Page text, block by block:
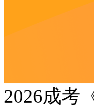
2026成考